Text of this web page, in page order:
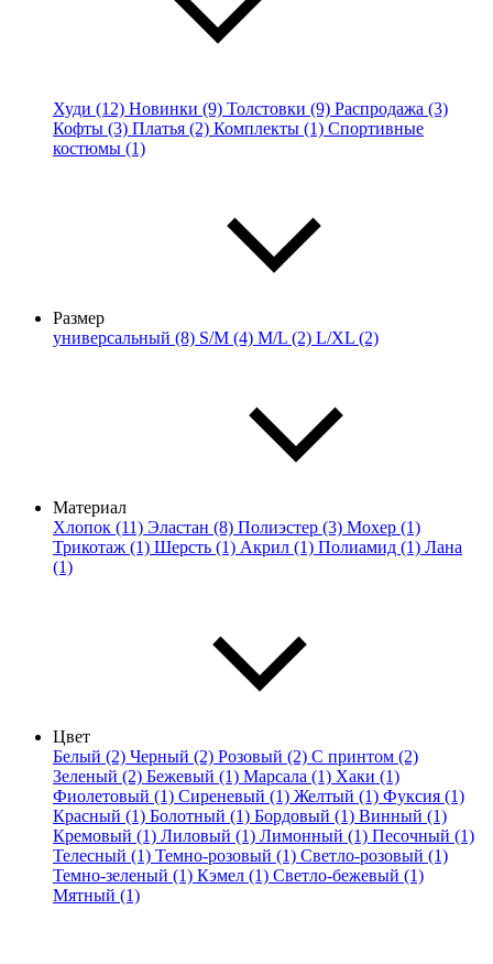
Худи (12) Новинки (9) Толстовки (9) Распродажа (3)
Кофты (3) Платья (2) Комплекты (1) Спортивные
костюмы (1)
Размер
универсальный (8) S/M (4) M/L (2) L/XL (2)
Материал
Хлопок (11) Эластан (8) Полиэстер (3) Мохер (1)
Трикотаж (1) Шерсть (1) Акрил (1) Полиамид (1) Лана
(1)
Цвет
Белый (2) Черный (2) Розовый (2) С принтом (2)
Зеленый (2) Бежевый (1) Марсала (1) Хаки (1)
Фиолетовый (1) Сиреневый (1) Желтый (1) Фуксия (1)
Красный (1) Болотный (1) Бордовый (1) Винный (1)
Кремовый (1) Лиловый (1) Лимонный (1) Песочный (1)
Телесный (1) Темно-розовый (1) Светло-розовый (1)
Темно-зеленый (1) Кэмел (1) Светло-бежевый (1)
Мятный (1)